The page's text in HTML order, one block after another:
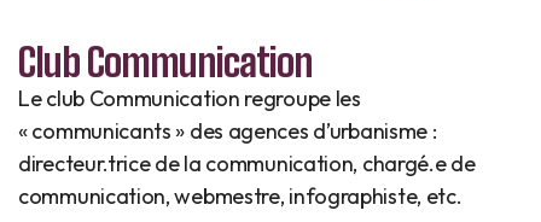
Club Communication
Le club Communication regroupe les
« communicants » des agences d’urbanisme :
directeur.trice de la communication, chargé.e de
communication, webmestre, infographiste, etc.